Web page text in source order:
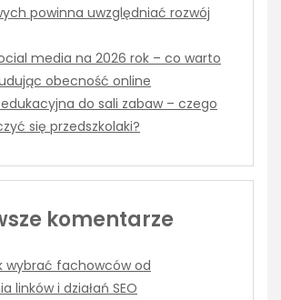
powinna uwzględniać rozwój
media na 2026 rok – co warto
obecność online
do sali zabaw – czego
się przedszkolaki?
komentarze
wybrać fachowców od
linków i działań SEO